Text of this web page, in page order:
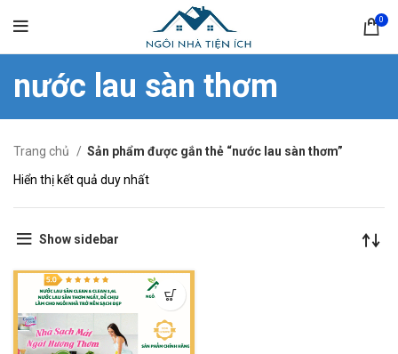
0
nước lau sàn thơm
Trang chủ
Sản phẩm được gắn thẻ “nước lau sàn thơm”
Hiển thị kết quả duy nhất
Show sidebar